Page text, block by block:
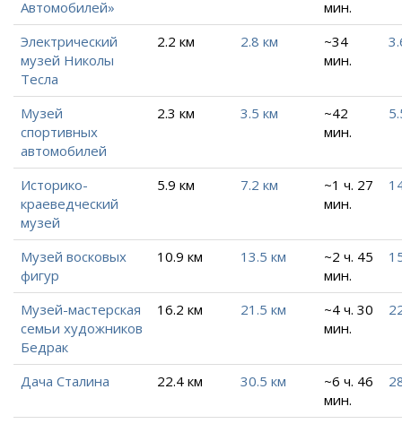
Автомобилей»
мин.
Электрический
музей Николы
Тесла
2.2 км 2.8 км
~34
мин.
Музей
спортивных
автомобилей
2.3 км 3.5 км
~42
мин.
Историко-
краеведческий
музей
5.9 км 7.2 км
~1 ч. 27
мин.
Музей восковых
фигур
10.9 км 13.5 км
~2 ч. 45
мин.
Музей-мастерская
семьи художников
Бедрак
16.2 км 21.5 км
~4 ч. 30
мин.
Дача Сталина 22.4 км 30.5 км
~6 ч. 46
мин.